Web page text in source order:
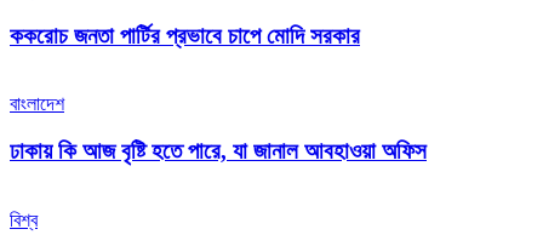
ককরোচ জনতা পার্টির প্রভাবে চাপে মোদি সরকার
বাংলাদেশ
ঢাকায় কি আজ বৃষ্টি হতে পারে, যা জানাল আবহাওয়া অফিস
বিশ্ব